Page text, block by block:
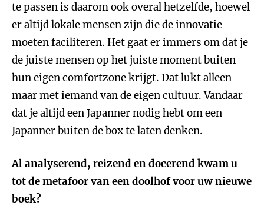
te passen is daarom ook overal hetzelfde, hoewel
er altijd lokale mensen zijn die de innovatie
moeten faciliteren. Het gaat er immers om dat je
de juiste mensen op het juiste moment buiten
hun eigen comfortzone krijgt. Dat lukt alleen
maar met iemand van de eigen cultuur. Vandaar
dat je altijd een Japanner nodig hebt om een
Japanner buiten de box te laten denken.
Al analyserend, reizend en docerend kwam u
tot de metafoor van een doolhof voor uw nieuwe
boek?